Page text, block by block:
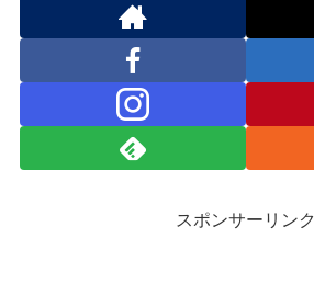
スポンサーリンク